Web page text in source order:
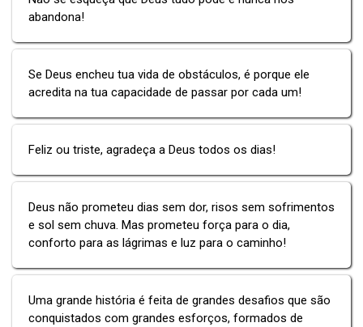
abandona!
Se Deus encheu tua vida de obstáculos, é porque ele
acredita na tua capacidade de passar por cada um!
Feliz ou triste, agradeça a Deus todos os dias!
Deus não prometeu dias sem dor, risos sem sofrimentos
e sol sem chuva. Mas prometeu força para o dia,
conforto para as lágrimas e luz para o caminho!
Uma grande história é feita de grandes desafios que são
conquistados com grandes esforços, formados de